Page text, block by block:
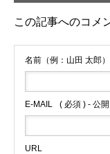
この記事へのコメ
名前（例：山田 太郎）
E-MAIL ( 必須 ) - 公
URL